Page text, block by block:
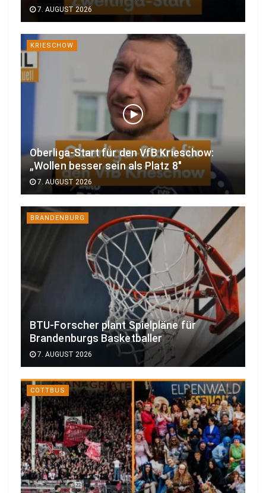
7. AUGUST 2026
KRIESCHOW
Oberliga-Start für den VfB Krieschow:
„Wollen besser sein als Platz 8″
7. AUGUST 2026
BRANDENBURG
BTU-Forscher plant Spielpläne für
Brandenburgs Basketballer
7. AUGUST 2026
COTTBUS